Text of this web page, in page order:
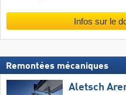
Infos sur le
Remontées mécaniques
Aletsch